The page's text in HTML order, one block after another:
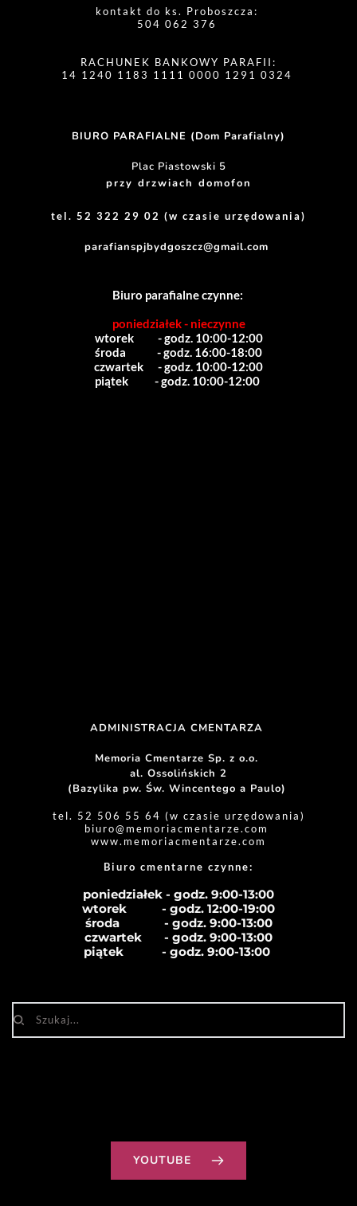
kontakt do ks. Proboszcza:
504 062 376
RACHUNEK BANKOWY PARAFII:
14 1240 1183 1111 0000 1291 0324
BIURO PARAFIALNE (Dom Parafialny)
Plac Piastowski 5
przy drzwiach domofon
tel. 52 322 29 02 (w czasie urzędowania)
parafianspjbydgoszcz@gmail.com
Biuro parafialne czynne:
poniedziałek - nieczynne
wtorek          - godz. 10:00-12:00
środa             - godz. 16:00-18:00
czwartek      - godz. 10:00-12:00
piątek           - godz. 10:00-12:00
ADMINISTRACJA CMENTARZA
Memoria Cmentarze Sp. z o.o.
al. Ossolińskich 2
(Bazylika pw. Św. Wincentego a Paulo)
tel. 52 506 55 64 (w czasie urzędowania)
biuro@memoriacmentarze.com
www.memoriacmentarze.com
Biuro cmentarne czynne:
poniedziałek - godz. 9:00-13:00
wtorek           - godz. 12:00-19:00
środa              - godz. 9:00-13:00
czwartek       - godz. 9:00-13:00
piątek            - godz. 9:00-13:00
YOUTUBE